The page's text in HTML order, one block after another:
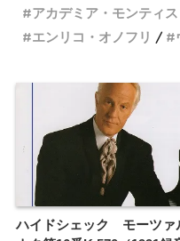
アカデミア・モンティ
エンリコ・オノフリ
ハイドシェック モーツ